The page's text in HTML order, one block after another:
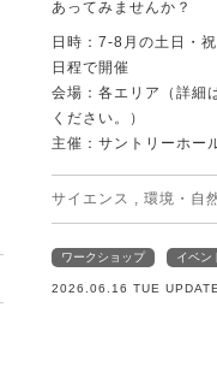
あってみませんか？
日時：7-8月の土日・
日程で開催
会場：各エリア（詳細
ください。）
主催：サントリーホー
サイエンス , 環境・自
ワークショップ イベン
2026.06.16 TUE